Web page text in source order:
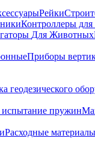
Рейки
Контроллеры
Для Животных
Приборы
геодезического
пружин
Расходные